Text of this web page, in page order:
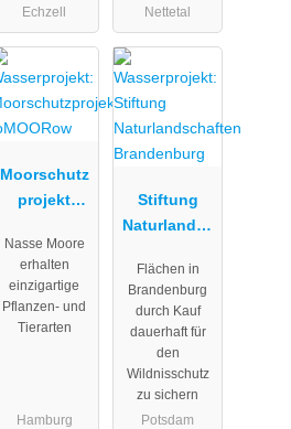
Echzell
Nettetal
Moorschutz
projekt
Nasse Moore
erhalten
einzigartige
Pflanzen- und
Tierarten
Hamburg
Stiftung
Naturlandsc
Brandenbur
Flächen in
Brandenburg
durch Kauf
dauerhaft für
den
Wildnisschutz
zu sichern
Potsdam